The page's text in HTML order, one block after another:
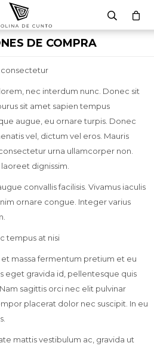
DE COMPRA
consectetur
nec interdum nunc. Donec sit
sit amet sapien tempus
augue, eu ornare turpis. Donec
vel, dictum vel eros. Mauris
urna ullamcorper non.
dignissim.
convallis facilisis. Vivamus iaculis
ornare congue. Integer varius
tempus at nisi
massa fermentum pretium et eu
eget gravida id, pellentesque quis
sagittis orci nec elit pulvinar
placerat dolor nec suscipit. In eu
mattis vestibulum ac, gravida ut